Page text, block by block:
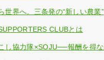
世界へ。三条発の“新しい農業”
CLUBとは
し協力隊×SOJU──報酬を得